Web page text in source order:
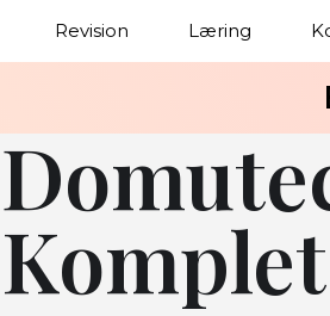
Revision Læring